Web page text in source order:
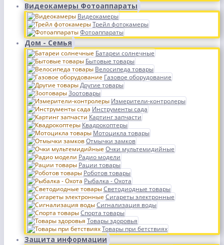
Видеокамеры Фотоаппараты
Видеокамеры
Трейл фотокамеры
Фотоаппараты
Дом - Семья
Батареи солнечные
Бытовые товары
Велосипеда товары
Газовое оборудование
Другие товары
Зоотовары
Измерители-контролеры
Инструменты сада
Картинг запчасти
Квадрокоптеры
Мотоцикла товары
Отмычки замков
Очки мультемидийные
Радио модели
Рации товары
Роботов товары
Рыбалка - Охота
Светодиодные товары
Сигареты электронные
Сигнализация воды
Спорта товары
Товары здоровья
Товары при бетствиях
Защита информации